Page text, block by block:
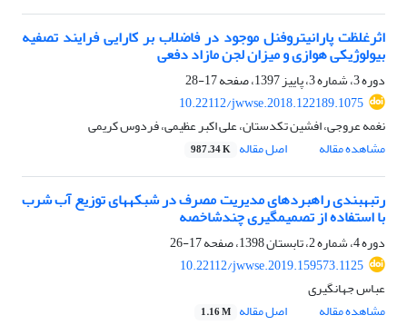
اثرغلظت پارانیتروفنل موجود در فاضلاب بر کارایی فرایند تصفیه
بیولوژیکی هوازی و میزان لجن مازاد دفعی
دوره 3، شماره 3، پاییز 1397، صفحه
17-28
10.22112/jwwse.2018.122189.1075
نغمه عروجی، افشین تکدستان، علی اکبر عظیمی، فردوس کریمی
مشاهده مقاله
اصل مقاله 987.34 K
رتبه‎بندی راهبردهای مدیریت مصرف در شبکه‏های توزیع آب شرب
با استفاده از تصمیم‎گیری چند‎شاخصه
دوره 4، شماره 2، تابستان 1398، صفحه
17-26
10.22112/jwwse.2019.159573.1125
عباس جهانگیری
مشاهده مقاله
اصل مقاله 1.16 M